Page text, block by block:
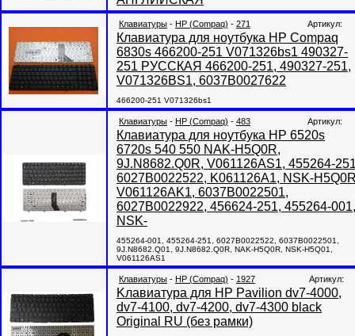
Клавиатуры - HP (Compaq) - 271 Артикул:
Клавиатура для ноутбука HP Compaq
6830s 466200-251 V071326bs1 490327-
251 РУССКАЯ 466200-251, 490327-251,
V071326BS1, 6037B0027622
466200-251 V071326bs1
Клавиатуры - HP (Compaq) - 483 Артикул:
Клавиатура для ноутбука HP 6520s
6720s 540 550 NAK-H5Q0R,
9J.N8682.Q0R, V061126AS1, 455264-
6027B0022522, K061126A1, NSK-
V061126AK1, 6037B0022501,
6027B0022922, 456624-251, 455264-001,
NSK-
455264-001, 455264-251, 6027B0022522, 6037B0022501,
9J.N8682.Q01, 9J.N8682.Q0R, NAK-H5Q0R, NSK-H5Q01,
V061126AS1
Клавиатуры - HP (Compaq) - 1927 Артикул:
Kлавиатура для HP Pavilion dv7-4000,
dv7-4100, dv7-4200, dv7-4300 black
Original RU (без рамки)